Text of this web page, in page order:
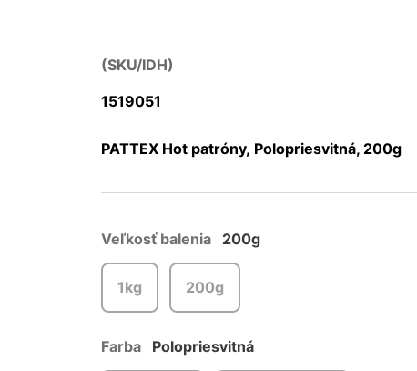
(SKU/IDH)
1519051
PATTEX Hot patróny, Polopriesvitná, 200g
Veľkosť balenia 200g
1kg 200g
Farba Polopriesvitná